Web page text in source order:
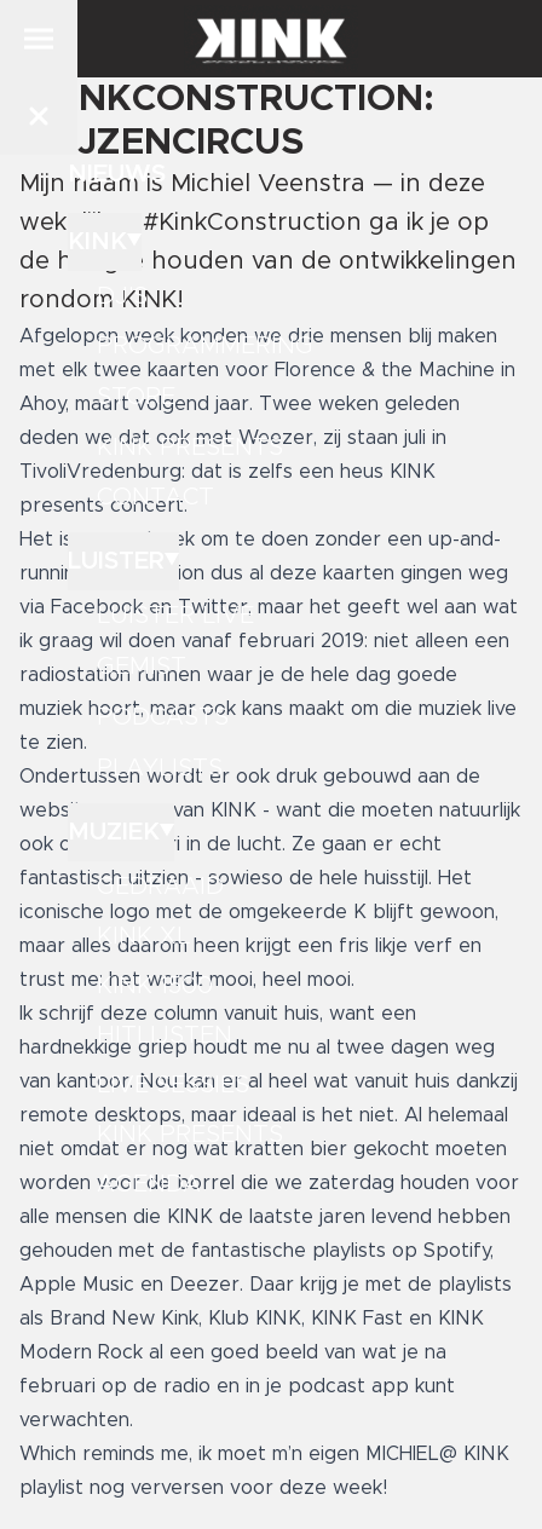
NIEUWS
DJ'S
PROGRAMMERING
STORE
KINK PRESENTS
CONTACT
LUISTER LIVE
GEMIST
PODCASTS
PLAYLISTS
GEDRAAID
KINK XL
KINK 1500
HITLIJSTEN
LIVE SESSIES
KINK PRESENTS
AGENDA
#KINKCONSTRUCTION:
PRIJZENCIRCUS
Mijn naam is Michiel Veenstra — in deze
wekelijkse #KinkConstruction ga ik je op
de hoogte houden van de ontwikkelingen
rondom KINK!
Afgelopen week konden we drie mensen blij maken
met elk twee kaarten voor Florence & the Machine in
Ahoy, maart volgend jaar. Twee weken geleden
deden we dat ook met Weezer, zij staan juli in
TivoliVredenburg: dat is zelfs een heus KINK
presents concert.
Het is nog wat gek om te doen zonder een up-and-
running radiostation dus al deze kaarten gingen weg
via Facebook en Twitter, maar het geeft wel aan wat
ik graag wil doen vanaf februari 2019: niet alleen een
radiostation runnen waar je de hele dag goede
muziek hoort, maar ook kans maakt om die muziek live
te zien.
Ondertussen wordt er ook druk gebouwd aan de
website en app van KINK - want die moeten natuurlijk
ook op 1 februari in de lucht. Ze gaan er echt
fantastisch uitzien - sowieso de hele huisstijl. Het
iconische logo met de omgekeerde K blijft gewoon,
maar alles daarom heen krijgt een fris likje verf en
trust me: het wordt mooi, heel mooi.
Ik schrijf deze column vanuit huis, want een
hardnekkige griep houdt me nu al twee dagen weg
van kantoor. Nou kan er al heel wat vanuit huis dankzij
remote desktops, maar ideaal is het niet. Al helemaal
niet omdat er nog wat kratten bier gekocht moeten
worden voor de borrel die we zaterdag houden voor
alle mensen die KINK de laatste jaren levend hebben
gehouden met de fantastische playlists op Spotify,
Apple Music en Deezer. Daar krijg je met de playlists
als Brand New Kink, Klub KINK, KINK Fast en KINK
Modern Rock al een goed beeld van wat je na
februari op de radio en in je podcast app kunt
verwachten.
Which reminds me, ik moet m’n eigen MICHIEL@ KINK
playlist nog verversen voor deze week!